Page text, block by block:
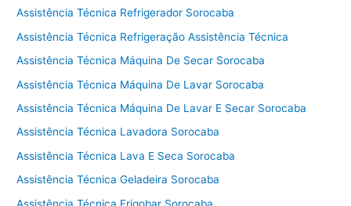
Assistência Técnica Refrigerador Sorocaba
Assistência Técnica Refrigeração Assistência Técnica
Assistência Técnica Máquina De Secar Sorocaba
Assistência Técnica Máquina De Lavar Sorocaba
Assistência Técnica Máquina De Lavar E Secar Sorocaba
Assistência Técnica Lavadora Sorocaba
Assistência Técnica Lava E Seca Sorocaba
Assistência Técnica Geladeira Sorocaba
Assistência Técnica Frigobar Sorocaba